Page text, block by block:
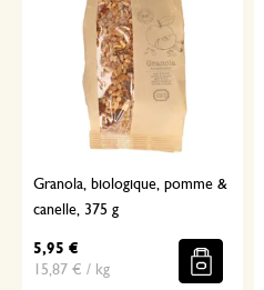
Granola, biologique, pomme &
canelle, 375 g
5,95 €
15,87 € / kg